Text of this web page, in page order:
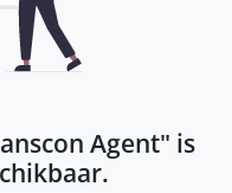
Agent" is